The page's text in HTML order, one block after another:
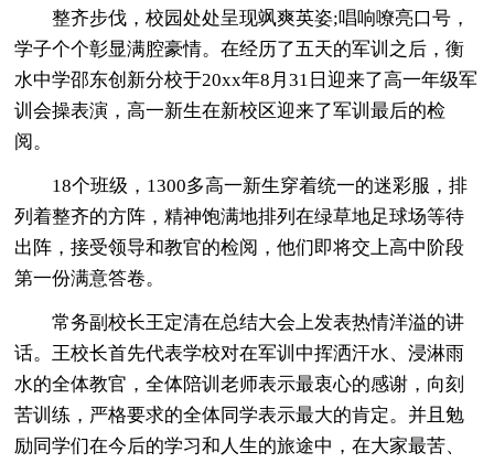
整齐步伐，校园处处呈现飒爽英姿;唱响嘹亮口号，
学子个个彰显满腔豪情。在经历了五天的军训之后，衡
水中学邵东创新分校于20xx年8月31日迎来了高一年级军
训会操表演，高一新生在新校区迎来了军训最后的检
阅。
18个班级，1300多高一新生穿着统一的迷彩服，排
列着整齐的方阵，精神饱满地排列在绿草地足球场等待
出阵，接受领导和教官的检阅，他们即将交上高中阶段
第一份满意答卷。
常务副校长王定清在总结大会上发表热情洋溢的讲
话。王校长首先代表学校对在军训中挥洒汗水、浸淋雨
水的全体教官，全体陪训老师表示最衷心的感谢，向刻
苦训练，严格要求的全体同学表示最大的肯定。并且勉
励同学们在今后的学习和人生的旅途中，在大家最苦、